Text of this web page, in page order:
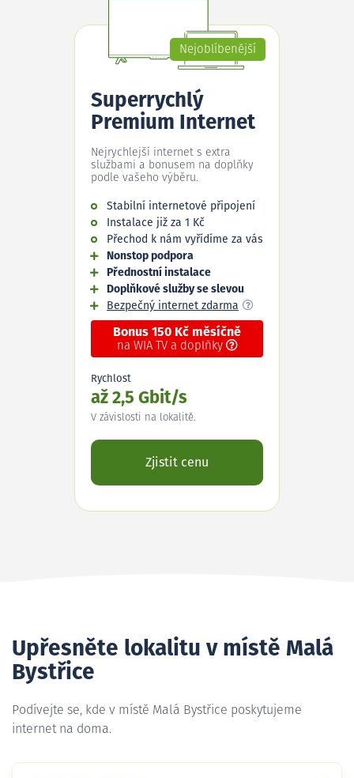
Nejoblíbenější
Superrychlý
Premium Internet
Nejrychlejší internet s extra
službami a bonusem na doplňky
podle vašeho výběru.
Stabilní internetové připojení
Instalace již za 1 Kč
Přechod k nám vyřídíme za vás
Nonstop podpora
Přednostní instalace
Doplňkové služby se slevou
Bezpečný internet zdarma
Bonus 150 Kč měsíčně
na WIA TV a doplňky
Rychlost
až 2,5 Gbit/s
V závislosti na lokalitě.
Zjistit cenu
Upřesněte lokalitu v místě Malá
Bystřice
Podívejte se, kde v místě Malá Bystřice poskytujeme
internet na doma.